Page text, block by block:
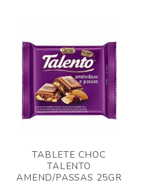
TABLETE CHOC
TALENTO
AMEND/PASSAS 25GR